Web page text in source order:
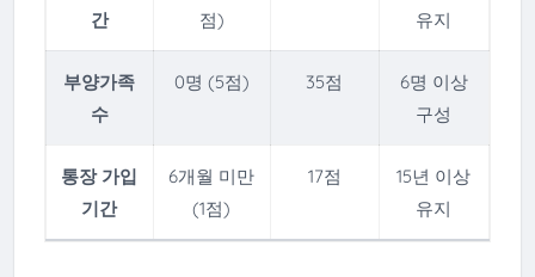
간
점)
유지
부양가족
수
0명 (5점) 35점
6명 이상
구성
통장 가입
기간
6개월 미만
(1점)
17점
15년 이상
유지